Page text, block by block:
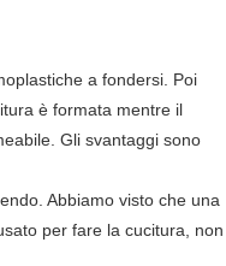
a fondersi. Poi
è formata mentre il
Gli svantaggi sono
Abbiamo visto che una
per fare la cucitura, non